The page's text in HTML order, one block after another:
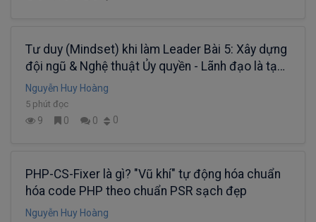
Tư duy (Mindset) khi làm Leader Bài 5: Xây dựng
đội ngũ & Nghệ thuật Ủy quyền - Lãnh đạo là tạo
ra những nhà lãnh đạo khác.
Nguyễn Huy Hoàng
5 phút đọc
9 0 0 0
PHP-CS-Fixer là gì? "Vũ khí" tự động hóa chuẩn
hóa code PHP theo chuẩn PSR sạch đẹp
Nguyễn Huy Hoàng